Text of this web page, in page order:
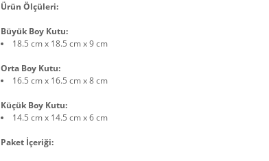
Ürün Ölçüleri:
Büyük Boy Kutu:
18.5 cm x 18.5 cm x 9 cm
Orta Boy Kutu:
16.5 cm x 16.5 cm x 8 cm
Küçük Boy Kutu:
14.5 cm x 14.5 cm x 6 cm
Paket İçeriği: